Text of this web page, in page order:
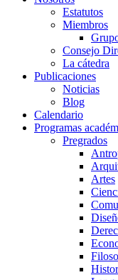
Estatutos
Miembros
Consejo
La cátedra
Publicaciones
Noticias
Blog
Calendario
Programas
Pregrados
Artes